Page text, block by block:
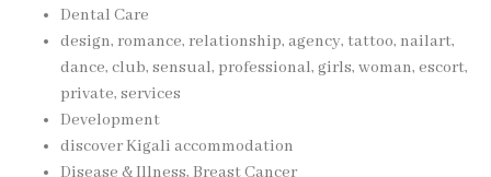
Dental Care
design, romance, relationship, agency, tattoo, nailart,
dance, club, sensual, professional, girls, woman, escort,
private, services
Development
discover Kigali accommodation
Disease & Illness, Breast Cancer